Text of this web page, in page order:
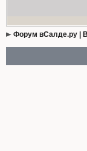
Форум вСалде.ру |